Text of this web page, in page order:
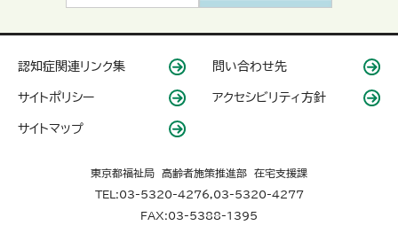
認知症関連リンク集 問い合わせ先
サイトポリシー アクセシビリティ方針
サイトマップ
東京都福祉局 高齢者施策推進部 在宅支援課
TEL:03-5320-4276,03-5320-4277
FAX:03-5388-1395